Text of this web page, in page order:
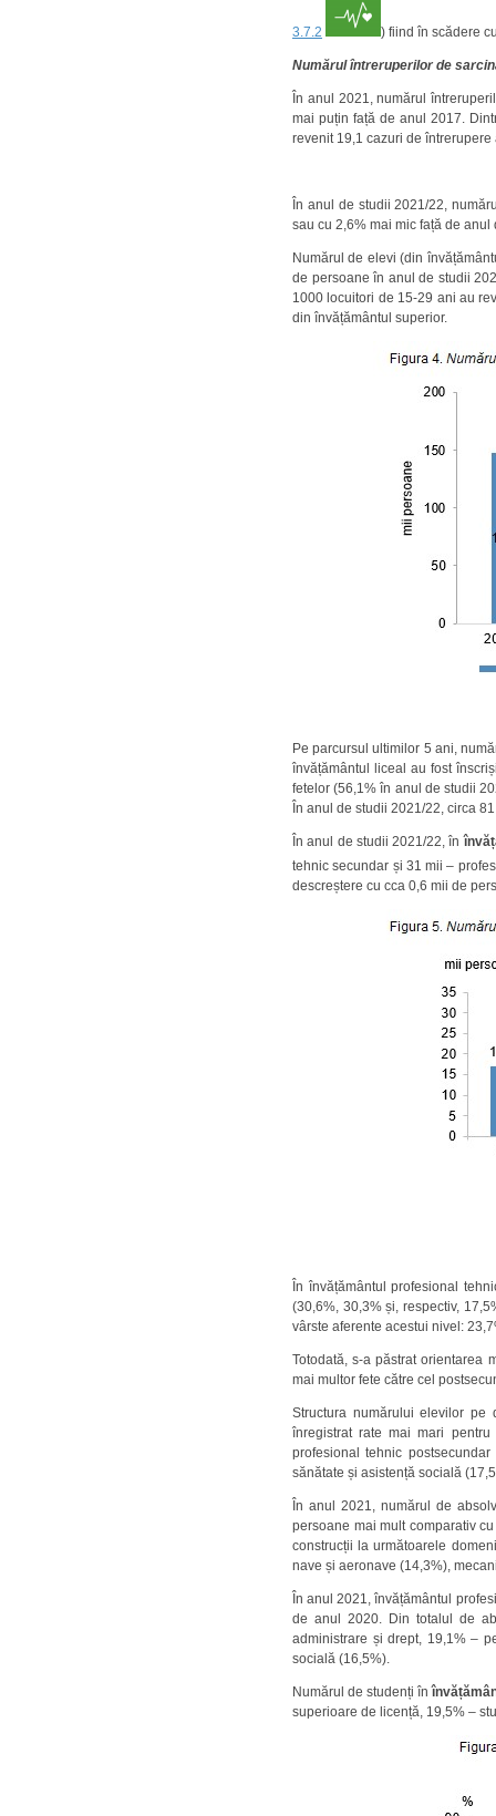
3.7.2 ) fiind în scădere
Numărul întreruperilor de
În anul 2021, numărul
mai puțin față de anul 2017.
revenit 19,1 cazuri de întrerupere
În anul de studii 2021/22,
sau cu 2,6% mai mic față de anul
Numărul de elevi (din
de persoane în anul de studii
1000 locuitori de 15-29 ani au
din învățământul superior.
Pe parcursul ultimilor 5 ani,
învățământul liceal au fost
fetelor (56,1% în anul de studii
În anul de studii 2021/22, circa
În anul de studii 2021/22, în
tehnic secundar și 31 mii –
descreștere cu cca 0,6 mii de
În învățământul profesional
(30,6%, 30,3% și, respectiv,
vârste aferente acestui nivel:
Totodată, s-a păstrat orientarea
mai multor fete către cel
Structura numărului elevilor pe
înregistrat rate mai mari pentru
profesional tehnic
sănătate și asistență socială
În anul 2021, numărul de
persoane mai mult comparativ
construcții la următoarele
nave și aeronave (14,3%),
În anul 2021, învățământul
de anul 2020. Din totalul de
administrare și drept, 19,1% –
socială (16,5%).
Numărul de studenți în
superioare de licență, 19,5% –